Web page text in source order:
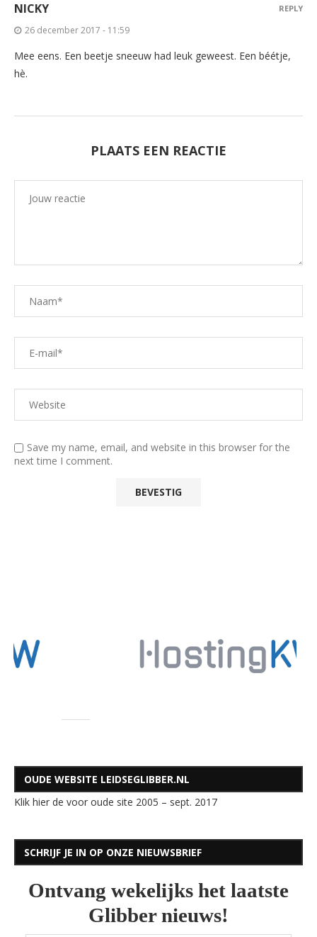
NICKY
26 december 2017 - 11:59
Mee eens. Een beetje sneeuw had leuk geweest. Een béétje,
hè.
REPLY
PLAATS EEN REACTIE
Save my name, email, and website in this browser for the
next time I comment.
OUDE WEBSITE LEIDSEGLIBBER.NL
Klik hier de voor oude site 2005 – sept. 2017
SCHRIJF JE IN OP ONZE NIEUWSBRIEF
Ontvang wekelijks het laatste
Glibber nieuws!